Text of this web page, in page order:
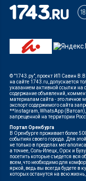
© "1743.ру", проект ИП Савин
на сайте 1743.ru, допускается
указанием активной ссылки на
содержание объявлений,
материалам сайта - это личное
экспорт содержимого сайта
**Instagram, WhatsApp (Ватсап),
запрещенной на территории
Портал Оренбурга
В Оренбурге проживает более
событиях своего города. Для
не только в пределах
а точнее, Соль-Илецк, Орск и
посетить которые съедется вся
всем, что необходимо для
яркой, ведь вы всегда будете в
которых останутся на всю